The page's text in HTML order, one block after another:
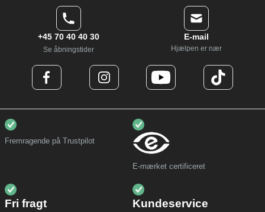
+45 70 40 40 30
Se åbningstider
E-mail
Hjælpen er nær
Fremragende på Trustpilot
E-mærket certificeret
Fri fragt Kundeservice